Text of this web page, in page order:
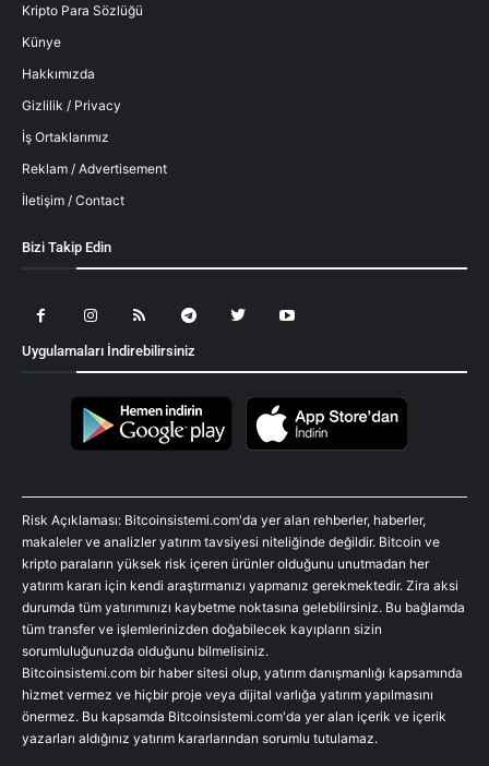
Kripto Para Sözlüğü
Künye
Hakkımızda
Gizlilik / Privacy
İş Ortaklarımız
Reklam / Advertisement
İletişim / Contact
Bizi Takip Edin
Uygulamaları İndirebilirsiniz
Risk Açıklaması: Bitcoinsistemi.com'da yer alan rehberler, haberler,
makaleler ve analizler yatırım tavsiyesi niteliğinde değildir. Bitcoin ve
kripto paraların yüksek risk içeren ürünler olduğunu unutmadan her
yatırım kararı için kendi araştırmanızı yapmanız gerekmektedir. Zira aksi
durumda tüm yatırımınızı kaybetme noktasına gelebilirsiniz. Bu bağlamda
tüm transfer ve işlemlerinizden doğabilecek kayıpların sizin
sorumluluğunuzda olduğunu bilmelisiniz.
Bitcoinsistemi.com bir haber sitesi olup, yatırım danışmanlığı kapsamında
hizmet vermez ve hiçbir proje veya dijital varlığa yatırım yapılmasını
önermez. Bu kapsamda Bitcoinsistemi.com'da yer alan içerik ve içerik
yazarları aldığınız yatırım kararlarından sorumlu tutulamaz.